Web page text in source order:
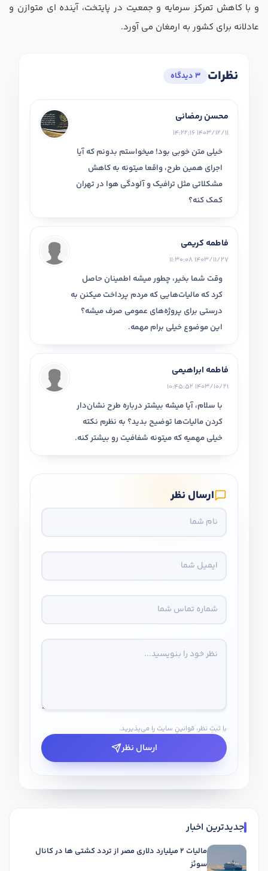
و با کاهش تمرکز سرمایه و جمعیت در پایتخت، آینده ‌ای متوازن و
عادلانه برای کشور به ارمغان می‌ آورد.
نظرات 3 دیدگاه
محسن رمضانی
1403/12/11 14:22:16
خیلی متن خوبی بود! میخواستم بدونم که آیا
اجرای همین طرح، واقعا میتونه به کاهش
مشکلاتی مثل ترافیک و آلودگی هوا در تهران
کمک کنه؟
فاطمه کریمی
1403/11/27 11:30:08
وقت شما بخیر، چطور میشه اطمینان حاصل
کرد که مالیات‌هایی که مردم پرداخت میکنن به
درستی برای پروژه‌های عمومی صرف میشه؟
این موضوع خیلی برام مهمه.
فاطمه ابراهیمی
1403/10/21 10:45:52
با سلام، آیا میشه بیشتر درباره طرح نشان‌دار
کردن مالیات‌ها توضیح بدید؟ به نظرم نکته
خیلی مهمیه که میتونه شفافیت رو بیشتر کنه.
ارسال نظر
با ثبتِ نظر، قوانینِ سایت را می‌پذیرید.
ارسال نظر
جدیدترین اخبار
مالیات 2 میلیارد دلاری مصر از تردد کشتی ها در کانال
سوئز